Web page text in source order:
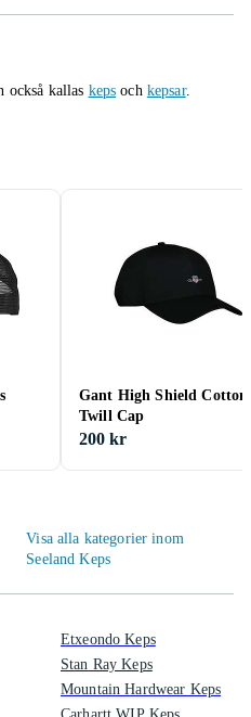
också kallas keps och kepsar.
Gant High Shield Cotton
Twill Cap
200 kr
Visa alla kategorier inom
Seeland Keps
Etxeondo Keps
Stan Ray Keps
Mountain Hardwear Keps